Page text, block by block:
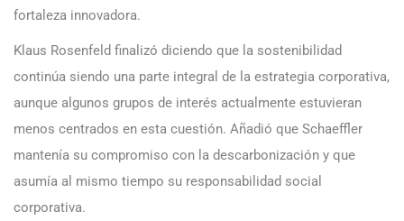
fortaleza innovadora.
Klaus Rosenfeld finalizó diciendo que la sostenibilidad
continúa siendo una parte integral de la estrategia corporativa,
aunque algunos grupos de interés actualmente estuvieran
menos centrados en esta cuestión. Añadió que Schaeffler
mantenía su compromiso con la descarbonización y que
asumía al mismo tiempo su responsabilidad social
corporativa.